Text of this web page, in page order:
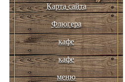
Карта сайта
Флюгера
кафе
кафе
меню